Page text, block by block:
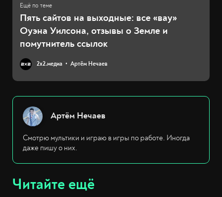
Пять сайтов на выходные: все «вау»
Оуэна Уилсона, отзывы о Земле и
помутнитель ссылок
2х2.медиа Артём Нечаев
Артём Нечаев
Смотрю мультики и играю в игры по работе. Иногда
даже пишу о них.
Читайте ещё